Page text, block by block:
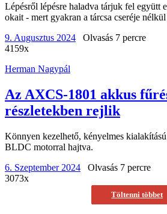
Lépésről lépésre haladva tárjuk fel együtt
okait - mert gyakran a tárcsa cseréje
9. Augusztus 2024
Olvasás 7 percre
4159x
Herman Nagypál
Az AXCS-1801 akkus
részletekben rejlik
Könnyen kezelhető, kényelmes
BLDC motorral hajtva.
6. Szeptember 2024
Olvasás 7 percre
3073x
Töltenni többet